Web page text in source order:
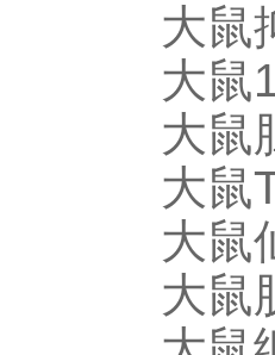
大鼠
大鼠
大鼠
大鼠
大鼠
大鼠